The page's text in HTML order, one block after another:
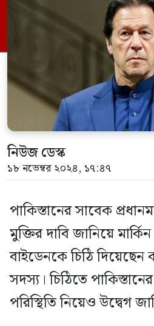
তথ্য জানায়। চিঠিতে
মানবাধিকার লঙ্ঘন ও
অবক্ষয়ের বিষয়টি তুলে
বাইডেন প্রশাসনকে দ্রুত
নিউজ ডেস্ক
১৮ নভেম্বর ২০২৪, ১৭:৪৭
পাকিস্তানের সাবেক
মুক্তির দাবি জানিয়ে
বাইডেনকে চিঠি
সদস্য। চিঠিতে
পরিস্থিতি নিয়েও উদ্বেগ